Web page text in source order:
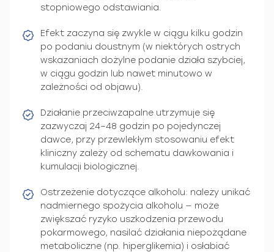
stopniowego odstawiania.
Efekt zaczyna się zwykle w ciągu kilku godzin
po podaniu doustnym (w niektórych ostrych
wskazaniach dożylne podanie działa szybciej,
w ciągu godzin lub nawet minutowo w
zależności od objawu).
Działanie przeciwzapalne utrzymuje się
zazwyczaj 24–48 godzin po pojedynczej
dawce, przy przewlekłym stosowaniu efekt
kliniczny zależy od schematu dawkowania i
kumulacji biologicznej.
Ostrzeżenie dotyczące alkoholu: należy unikać
nadmiernego spożycia alkoholu — może
zwiększać ryzyko uszkodzenia przewodu
pokarmowego, nasilać działania niepożądane
metaboliczne (np. hiperglikemia) i osłabiać